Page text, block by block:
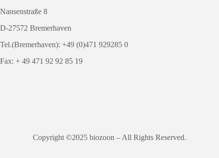
Nansenstraße 8
D-27572 Bremerhaven
Tel.(Bremerhaven): +49 (0)471 929285 0
Fax: + 49 471 92 92 85 19
Copyright ©2025 biozoon – All Rights Reserved.